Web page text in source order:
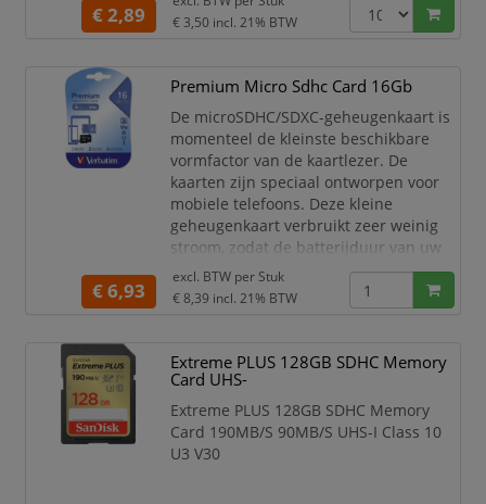
€ 2,89
€ 3,50 incl. 21% BTW
Premium Micro Sdhc Card 16Gb
De microSDHC/SDXC-geheugenkaart is
momenteel de kleinste beschikbare
vormfactor van de kaartlezer. De
kaarten zijn speciaal ontworpen voor
mobiele telefoons. Deze kleine
geheugenkaart verbruikt zeer weinig
stroom, zodat de batterijduur van uw
mobiele telefoon wordt gespaard. Deze
kan ook worden gebruikt in GPS-
apparaten, MP3-spelers, digitale
De lijst met compatibele apparaten
wordt elke dag langer. Verbatim
microSD-geheugen
€ 6,93
excl. BTW per Stuk
€ 8,39 incl. 21% BTW
Extreme PLUS 128GB SDHC Memory
Card UHS-
Extreme PLUS 128GB SDHC Memory
Card 190MB/S 90MB/S UHS-I Class 10
U3 V30